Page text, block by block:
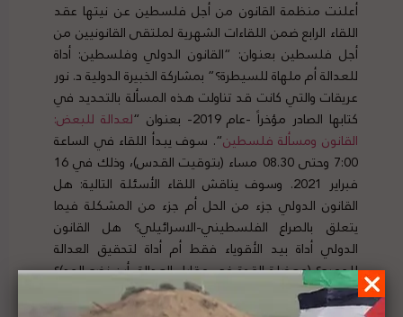
أعلنت منظمة القانون من أجل فلسطين عن نيتها عقد
اللقاء الرابع ضمن اللقاءات الشهرية لملتقى القانونيين من
أجل فلسطين بعنوان: “القانون الدولي وفلسطين: أداة
للعدالة أم ملهاة للسيطرة؟” بمشاركة الخبيرة الدولية د. نور
عريقات والتي كانت قد تناولت هذه المسألة بالتحديد في
كتابها الصادر مؤخراً -عام 2019- بعنوان “
لعدالة للبعض:
القانون ومسألة فلسطين“. سوف يبدأ اللقاء في الساعة
7:00 وحتى
08.30 مساء (بتوقيت القدس)، وذلك في 16
فبراير 2021. وسوف يناقش اللقاء الأسئلة التالية: هل
القانون الدولي جزء من الحل أم جزء من المشكلة فيما
يتعلق بالصراع الفلسطيني-الاسرائيلي؟ هل القانون
الدولي أداة بيد الأقوياء فقط أم أداة لتحقيق العدالة
للجميع؟ (معضلة القوة في مقابل العدالة، أين نضع الحد)؟
هل يستطيع القانون الدولي إنهاء الاحتلال في فلسطين؟